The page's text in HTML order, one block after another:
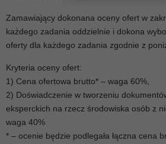
Zamawiający dokonana oceny ofert w
każdego zadania oddzielnie i dokona
oferty dla każdego zadania zgodnie z
Kryteria oceny ofert:
1) Cena ofertowa brutto* – waga 60%,
2) Doświadczenie w tworzeniu
eksperckich na rzecz środowiska osób z
waga 40%
* – ocenie będzie podlegała łączna cena